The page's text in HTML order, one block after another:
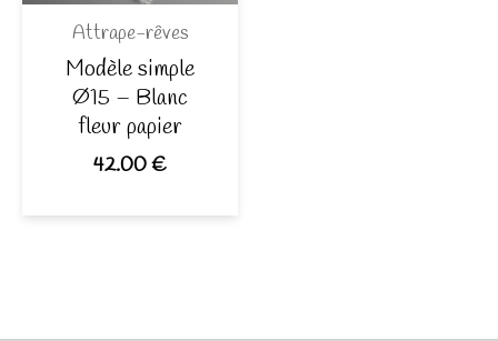
Attrape-rêves
Modèle simple
Ø15 – Blanc
fleur papier
42.00€